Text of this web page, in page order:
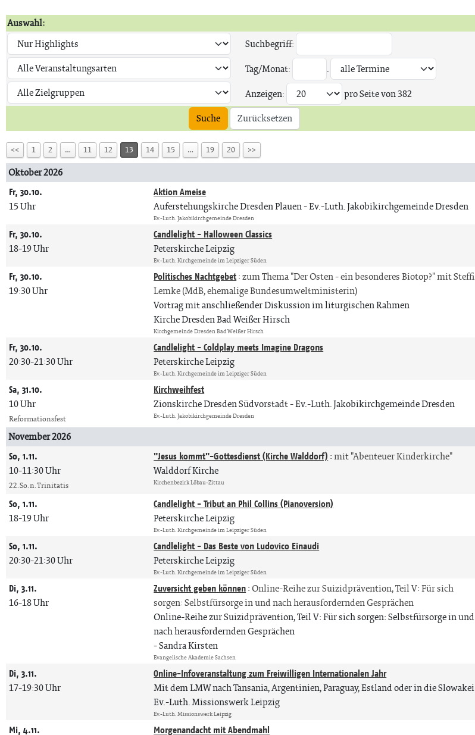
Auswahl:
Suchbegriff:
Tag/Monat:
.
Anzeigen:
pro Seite von382
Suche
Zurücksetzen
<< 1 2 … 11 12 13 14 15 … 19 20 >>
Oktober 2026
Fr, 30.10.
15 Uhr
Aktion Ameise
Auferstehungskirche Dresden Plauen Ev.-Luth. Jakobikirchgemeinde Dresden
Ev.-Luth. Jakobikirchgemeinde Dresden
Fr, 30.10.
18-19 Uhr
Candlelight - Halloween Classics
Peterskirche Leipzig
Ev.-Luth. Kirchgemeinde im Leipziger Süden
Fr, 30.10.
19:30 Uhr
Politisches Nachtgebet:zum Thema "Der Osten - ein besonderes Biotop?" mit Steffi
Lemke (MdB, ehemalige Bundesumweltministerin)
Vortrag mit anschließender Diskussion im liturgischen Rahmen
Kirche Dresden Bad Weißer Hirsch
Kirchgemeinde Dresden Bad Weißer Hirsch
Fr, 30.10.
20:30-21:30 Uhr
Candlelight - Coldplay meets Imagine Dragons
Peterskirche Leipzig
Ev.-Luth. Kirchgemeinde im Leipziger Süden
Sa, 31.10.
10 Uhr
Reformationsfest
Kirchweihfest
Zionskirche Dresden Südvorstadt Ev.-Luth. Jakobikirchgemeinde Dresden
Ev.-Luth. Jakobikirchgemeinde Dresden
November 2026
So, 1.11.
10-11:30 Uhr
22. So. n. Trinitatis
"Jesus kommt"-Gottesdienst (Kirche Walddorf) :mit "Abenteuer Kinderkirche"
Walddorf Kirche
Kirchenbezirk Löbau-Zittau
So, 1.11.
18-19 Uhr
Candlelight - Tribut an Phil Collins (Pianoversion)
Peterskirche Leipzig
Ev.-Luth. Kirchgemeinde im Leipziger Süden
So, 1.11.
20:30-21:30 Uhr
Candlelight - Das Beste von Ludovico Einaudi
Peterskirche Leipzig
Ev.-Luth. Kirchgemeinde im Leipziger Süden
Di, 3.11.
16-18 Uhr
Zuversicht geben können:Online-Reihe zur Suizidprävention, Teil V: Für sich
sorgen: Selbstfürsorge in und nach herausfordernden Gesprächen
Online-Reihe zur Suizidprävention, Teil V: Für sich sorgen: Selbstfürsorge in und
nach herausfordernden Gesprächen
Sandra Kirsten
Evangelische Akademie Sachsen
Di, 3.11.
17-19:30 Uhr
Online-Infoveranstaltung zum Freiwilligen Internationalen Jahr
Mit dem LMW nach Tansania, Argentinien, Paraguay, Estland oder in die Slowakei
Ev.-Luth. Missionswerk Leipzig
Ev.-Luth. Missionswerk Leipzig
Mi, 4.11.
Morgenandacht mit Abendmahl